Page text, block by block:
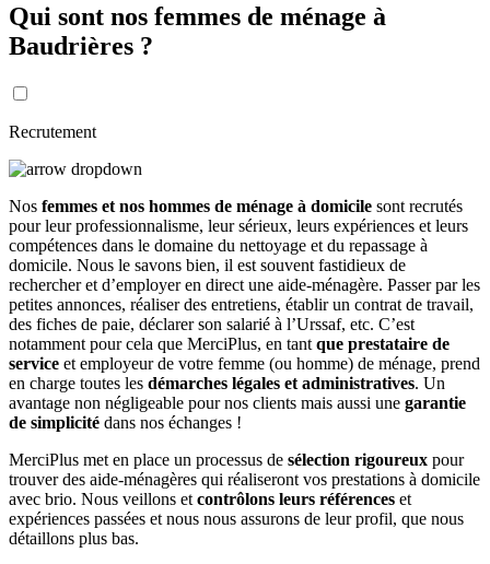
Qui sont nos femmes de ménage à
Baudrières ?
Recrutement
Nos femmes et nos hommes de ménage à domicile sont recrutés
pour leur professionnalisme, leur sérieux, leurs expériences et leurs
compétences dans le domaine du nettoyage et du repassage à
domicile. Nous le savons bien, il est souvent fastidieux de
rechercher et d’employer en direct une aide-ménagère. Passer par les
petites annonces, réaliser des entretiens, établir un contrat de travail,
des fiches de paie, déclarer son salarié à l’Urssaf, etc. C’est
notamment pour cela que MerciPlus, en tant que prestataire de
service et employeur de votre femme (ou homme) de ménage, prend
en charge toutes les démarches légales et administratives. Un
avantage non négligeable pour nos clients mais aussi une garantie
de simplicité dans nos échanges !
MerciPlus met en place un processus de sélection rigoureux pour
trouver des aide-ménagères qui réaliseront vos prestations à domicile
avec brio. Nous veillons et contrôlons leurs références et
expériences passées et nous nous assurons de leur profil, que nous
détaillons plus bas.